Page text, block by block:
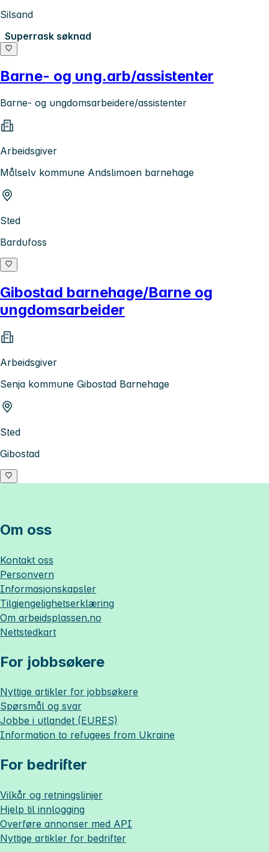
Silsand
Superrask søknad
Barne- og ung.arb/assistenter
Barne- og ungdomsarbeidere/assistenter
Arbeidsgiver
Målselv kommune Andslimoen barnehage
Sted
Bardufoss
Gibostad barnehage/Barne og
ungdomsarbeider
Arbeidsgiver
Senja kommune Gibostad Barnehage
Sted
Gibostad
Om oss
Kontakt oss
Personvern
Informasjonskapsler
Tilgjengelighetserklæring
Om arbeidsplassen.no
Nettstedkart
For jobbsøkere
Nyttige artikler for jobbsøkere
Spørsmål og svar
Jobbe i utlandet (EURES)
Information to refugees from Ukraine
For bedrifter
Vilkår og retningslinjer
Hjelp til innlogging
Overføre annonser med API
Nyttige artikler for bedrifter